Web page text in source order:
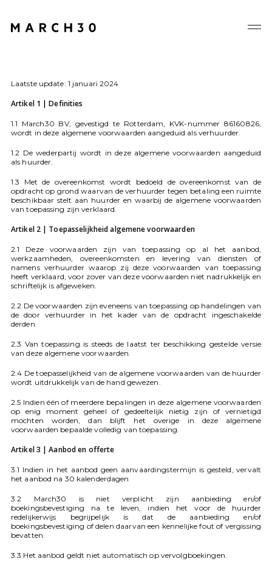
Laatste update: 1 januari 2024
Artikel 1 | Definities
1.1 March30 BV, gevestigd te Rotterdam, KVK-nummer 86160826,
wordt in deze algemene voorwaarden aangeduid als verhuurder.
1.2 De wederpartij wordt in deze algemene voorwaarden aangeduid
als huurder.
1.3 Met de overeenkomst wordt bedoeld de overeenkomst van de
opdracht op grond waarvan de verhuurder tegen betaling een ruimte
beschikbaar stelt aan huurder en waarbij de algemene voorwaarden
van toepassing zijn verklaard.
Artikel 2 | Toepasselijkheid algemene voorwaarden
2.1 Deze voorwaarden zijn van toepassing op al het aanbod,
werkzaamheden, overeenkomsten en levering van diensten of
namens verhuurder waarop zij deze voorwaarden van toepassing
heeft verklaard, voor zover van deze voorwaarden niet nadrukkelijk en
schriftelijk is afgeweken.
2.2 De voorwaarden zijn eveneens van toepassing op handelingen van
de door verhuurder in het kader van de opdracht ingeschakelde
derden.
2.3 Van toepassing is steeds de laatst ter beschikking gestelde versie
van deze algemene voorwaarden.
2.4 De toepasselijkheid van de algemene voorwaarden van de huurder
wordt uitdrukkelijk van de hand gewezen.
2.5 Indien één of meerdere bepalingen in deze algemene voorwaarden
op enig moment geheel of gedeeltelijk nietig zijn of vernietigd
mochten worden, dan blijft het overige in deze algemene
voorwaarden bepaalde volledig van toepassing.
Artikel 3 | Aanbod en offerte
3.1 Indien in het aanbod geen aanvaardingstermijn is gesteld, vervalt
het aanbod na 30 kalenderdagen
3.2 March30 is niet verplicht zijn aanbieding en/of
boekingsbevestiging na te leven, indien het voor de huurder
redelijkerwijs begrijpelijk is dat de aanbieding en/of
boekingsbevestiging of delen daarvan een kennelijke fout of vergissing
bevatten.
3.3 Het aanbod geldt niet automatisch op vervolgboekingen.